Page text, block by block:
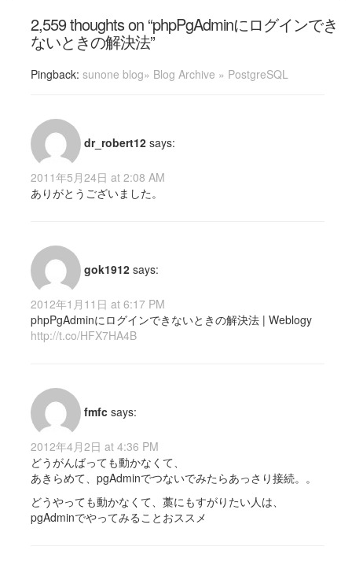
2,559 thoughts on “phpPgAdminにログインでき
ないときの解決法”
Pingback: sunone blog» Blog Archive » PostgreSQL
dr_robert12 says:
2011年5月24日 at 2:08 AM
ありがとうございました。
gok1912 says:
2012年1月11日 at 6:17 PM
phpPgAdminにログインできないときの解決法 | Weblogy
http://t.co/HFX7HA4B
fmfc says:
2012年4月2日 at 4:36 PM
どうがんばっても動かなくて、
あきらめて、pgAdminでつないでみたらあっさり接続。。
どうやっても動かなくて、藁にもすがりたい人は、
pgAdminでやってみることおススメ